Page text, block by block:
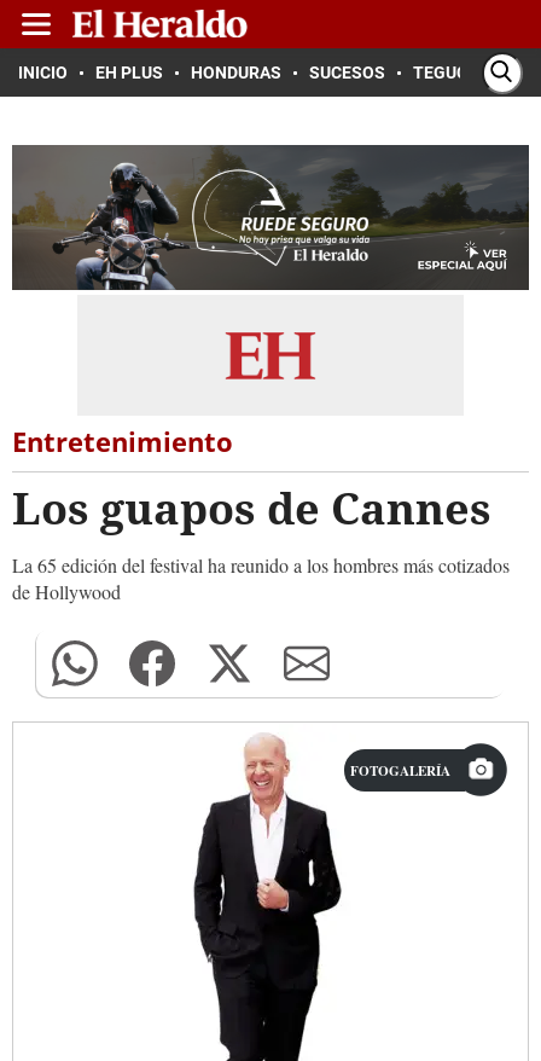
INICIO EH PLUS HONDURAS SUCESOS TEGUCIGALPA
Entretenimiento
Los guapos de Cannes
La 65 edición del festival ha reunido a los hombres más cotizados
de Hollywood
FOTOGALERÍA